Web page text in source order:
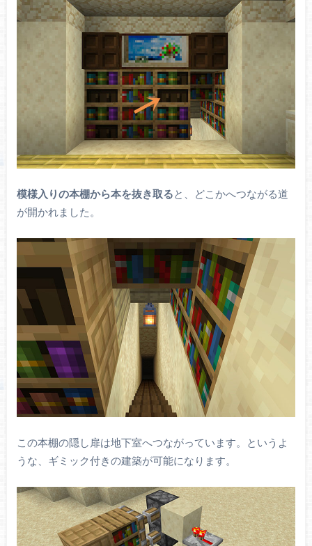
模様入りの本棚から本を抜き取ると、どこかへつながる道
が開かれました。
この本棚の隠し扉は地下室へつながっています。というよ
うな、ギミック付きの建築が可能になります。